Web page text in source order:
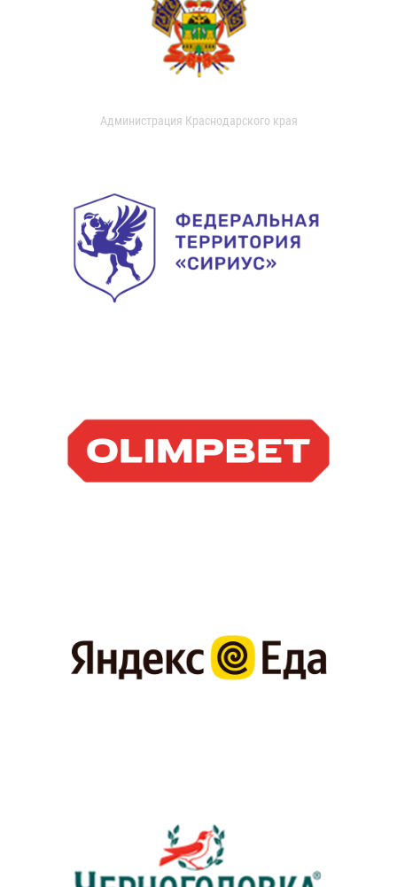
Администрация Краснодарского края